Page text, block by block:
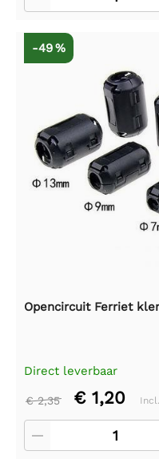
-49 %
Opencircuit Ferriet
Direct leverbaar
€ 2,35 € 1,20